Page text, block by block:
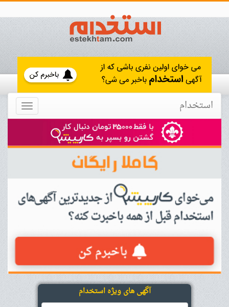
Toggle استخدام
آگهی های ویژه استخدام